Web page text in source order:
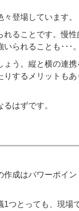
登場しています。
れることです。慢性
られることも･･･。
う。縦と横の連携
するメリットもあ
はずです。
成はパワーポイン
1つとっても、現場